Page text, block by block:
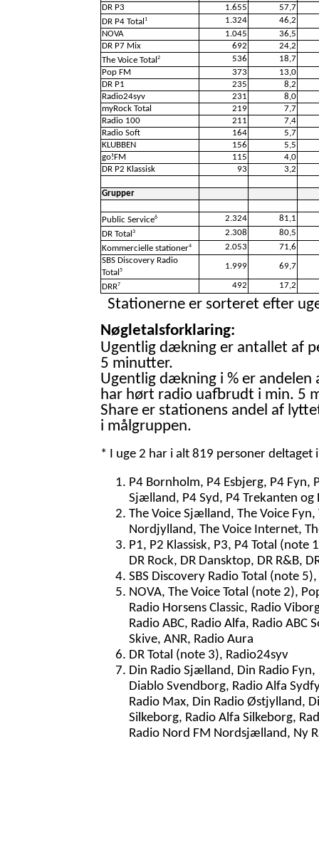
DR P3
1.655
57,7
DR P4 Total 1 1.324
46,2
NOVA
1.045
36,5
DR P7 Mix
692
24,2
The Voice Total 2 536
18,7
Pop FM
373
13,0
DR P1
235
8,2
Radio24syv
231
8,0
myRock Total
219
7,7
Radio 100
211
7,4
Radio Soft
164
5,7
KLUBBEN
156
5,5
go!FM
115
4,0
DR P2 Klassisk
93 3,2
Grupper
Public Service6 2.324
81,1
DR Total 3 2.308
80,5
Kommercielle stationer4 2.053
71,6
SBS Discovery Radio
Total 5 1.999 69,7
DRR7 492 17,2
Stationerne er sorteret efter
Nøgletalsforklaring:
Ugentlig dækning er antallet af
5 minutter.
Ugentlig dækning i % er
har hørt radio uafbrudt i min. 5
Share er stationens andel af
i målgruppen.
* I uge 2 har i alt 819 personer deltaget
P4 Bornholm, P4 Esbjerg, P4
Sjælland, P4 Syd, P4 Trekanten
The Voice Sjælland, The Voice
Nordjylland, The Voice Internet,
P1, P2 Klassisk, P3, P4 Total (note
DR Rock, DR Dansktop, DR R&B,
SBS Discovery Radio Total (note
NOVA, The Voice Total (note 2),
Radio Horsens Classic, Radio
Radio ABC, Radio Alfa, Radio
Skive, ANR, Radio Aura
DR Total (note 3), Radio24syv
Din Radio Sjælland, Din Radio Fyn,
Diablo Svendborg, Radio Alfa
Radio Max, Din Radio Østjylland,
Silkeborg, Radio Alfa Silkeborg,
Radio Nord FM Nordsjælland, Ny